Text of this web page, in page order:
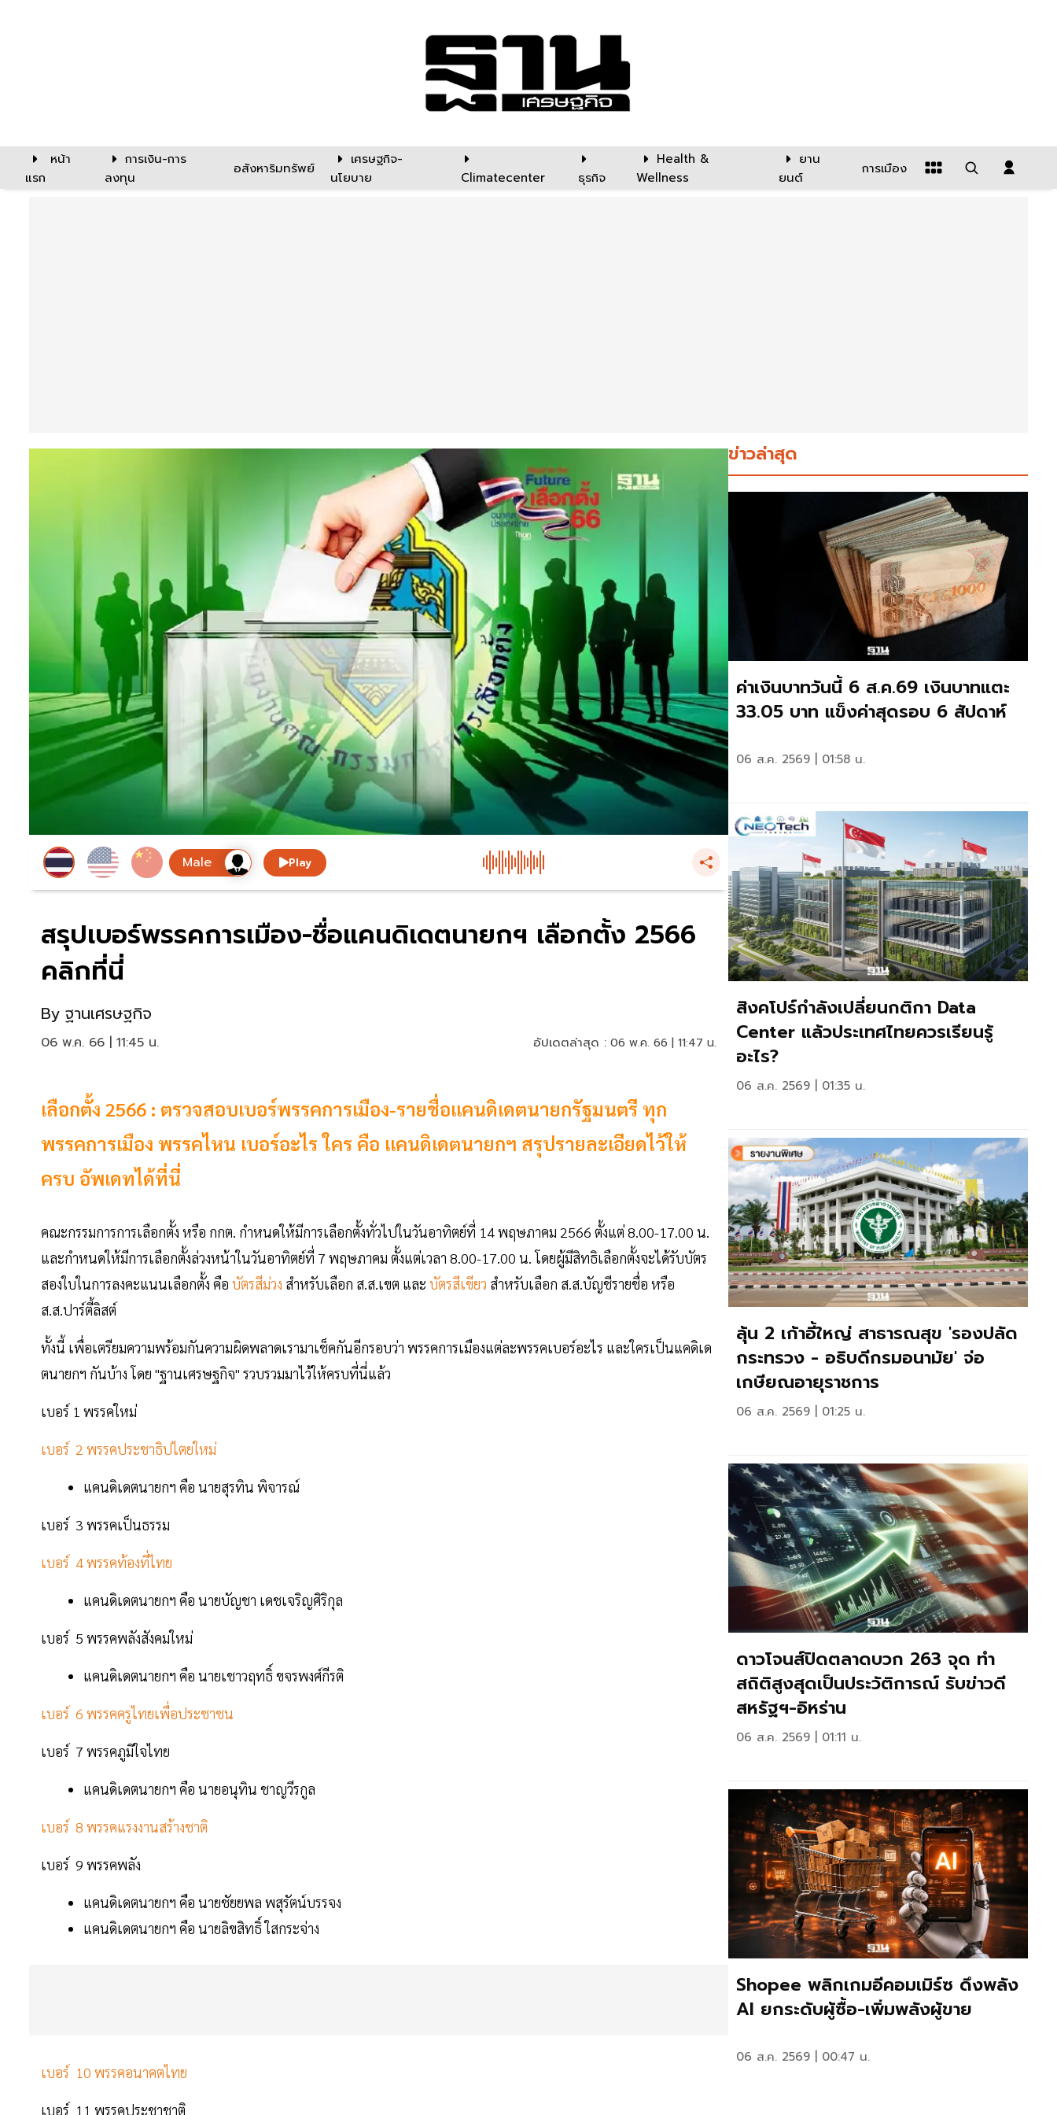
หน้า
แรก
การเงิน-การ
ลงทุน
อสังหาริมทรัพย์
เศรษฐกิจ-
นโยบาย
Climatecenter ธุรกิจ
Health &
Wellness
ยาน
ยนต์
การเมือง
Play
สรุปเบอร์พรรคการเมือง-ชื่อแคนดิเดตนายกฯ เลือกตั้ง 2566
คลิกที่นี่
By ฐานเศรษฐกิจ
06 พ.ค. 66 | 11:45 น. อัปเดตล่าสุด : 06 พ.ค. 66 | 11:47 น.
เลือกตั้ง 2566 : ตรวจสอบเบอร์พรรคการเมือง-รายชื่อแคนดิเดตนายกรัฐมนตรี ทุก
พรรคการเมือง พรรคไหน เบอร์อะไร ใคร คือ แคนดิเดตนายกฯ สรุปรายละเอียดไว้ให้
ครบ อัพเดทได้ที่นี่
คณะกรรมการการเลือกตั้ง หรือ กกต. กำหนดให้มีการเลือกตั้งทั่วไปในวันอาทิตย์ที่ 14 พฤษภาคม 2566 ตั้งแต่ 8.00-17.00 น.
และกำหนดให้มีการเลือกตั้งล่วงหน้าในวันอาทิตย์ที่ 7 พฤษภาคม ตั้งแต่เวลา 8.00-17.00 น. โดยผู้มีสิทธิเลือกตั้งจะได้รับบัตร
สองใบในการลงคะแนนเลือกตั้ง คือ บัตรสีม่วง สำหรับเลือก ส.ส.เขต และ บัตรสีเขียว สำหรับเลือก ส.ส.บัญชีรายชื่อ หรือ
ส.ส.ปาร์ตี้ลิสต์
ทั้งนี้ เพื่อเตรียมความพร้อมกันความผิดพลาดเรามาเช็คกันอีกรอบว่า พรรคการเมืองแต่ละพรรคเบอร์อะไร และใครเป็นแคดิเด
ตนายกฯ กันบ้าง โดย "ฐานเศรษฐกิจ" รวบรวมมาไว้ให้ครบที่นี่แล้ว
เบอร์ 1 พรรคใหม่
เบอร์ 2 พรรคประชาธิปไตยใหม่
แคนดิเดตนายกฯ คือ นายสุรทิน พิจารณ์
เบอร์ 3 พรรคเป็นธรรม
เบอร์ 4 พรรคท้องที่ไทย
แคนดิเดตนายกฯ คือ นายบัญชา เดชเจริญศิริกุล
เบอร์ 5 พรรคพลังสังคมใหม่
แคนดิเดตนายกฯ คือ นายเชาวฤทธิ์ ขจรพงศ์กีรติ
เบอร์ 6 พรรคครูไทยเพื่อประชาชน
เบอร์ 7 พรรคภูมิใจไทย
แคนดิเดตนายกฯ คือ นายอนุทิน ชาญวีรกูล
เบอร์ 8 พรรคแรงงานสร้างชาติ
เบอร์ 9 พรรคพลัง
แคนดิเดตนายกฯ คือ นายชัยยพล พสุรัตน์บรรจง
แคนดิเดตนายกฯ คือ นายลิขสิทธิ์ ใสกระจ่าง
เบอร์ 10 พรรคอนาคตไทย
เบอร์ 11 พรรคประชาชาติ
ข่าวล่าสุด
ค่าเงินบาทวันนี้ 6 ส.ค.69 เงินบาทแตะ
33.05 บาท แข็งค่าสุดรอบ 6 สัปดาห์
06 ส.ค. 2569 | 01:58 น.
สิงคโปร์กำลังเปลี่ยนกติกา Data
Center แล้วประเทศไทยควรเรียนรู้
อะไร?
06 ส.ค. 2569 | 01:35 น.
ลุ้น 2 เก้าอี้ใหญ่ สาธารณสุข 'รองปลัด
กระทรวง - อธิบดีกรมอนามัย' จ่อ
เกษียณอายุราชการ
06 ส.ค. 2569 | 01:25 น.
ดาวโจนส์ปิดตลาดบวก 263 จุด ทำ
สถิติสูงสุดเป็นประวัติการณ์ รับข่าวดี
สหรัฐฯ-อิหร่าน
06 ส.ค. 2569 | 01:11 น.
Shopee พลิกเกมอีคอมเมิร์ซ ดึงพลัง
AI ยกระดับผู้ซื้อ-เพิ่มพลังผู้ขาย
06 ส.ค. 2569 | 00:47 น.